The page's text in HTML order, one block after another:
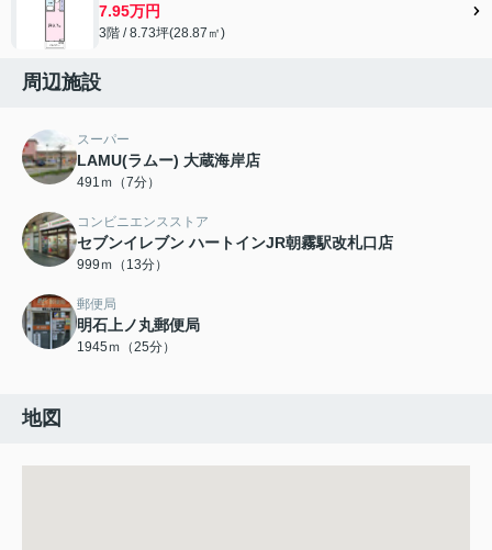
7.95万円
3階 / 8.73坪(28.87㎡)
周辺施設
スーパー
LAMU(ラムー) 大蔵海岸店
491ｍ（7分）
コンビニエンスストア
セブンイレブン ハートインJR朝霧駅改札口店
999ｍ（13分）
郵便局
明石上ノ丸郵便局
1945ｍ（25分）
地図